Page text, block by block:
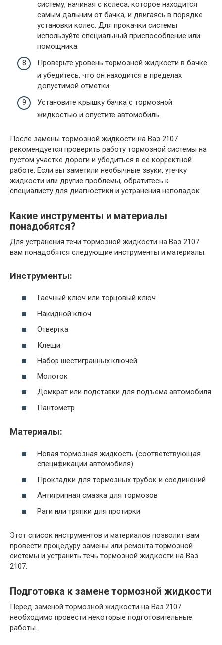
систему, начиная с колеса, которое находится
самым дальним от бачка, и двигаясь в порядке
установки колес. Для прокачки системы
используйте специальный приспособление или
помощника.
Проверьте уровень тормозной жидкости в бачке
и убедитесь, что он находится в пределах
допустимой отметки.
Установите крышку бачка с тормозной
жидкостью и опустите автомобиль.
После замены тормозной жидкости на Ваз 2107
рекомендуется проверить работу тормозной системы на
пустом участке дороги и убедиться в её корректной
работе. Если вы заметили необычные звуки, утечку
жидкости или другие проблемы, обратитесь к
специалисту для диагностики и устранения неполадок.
Какие инструменты и материалы
понадобятся?
Для устранения течи тормозной жидкости на Ваз 2107
вам понадобятся следующие инструменты и материалы:
Инструменты:
Гаечный ключ или торцовый ключ
Накидной ключ
Отвертка
Клещи
Набор шестигранных ключей
Молоток
Домкрат или подставки для подъема автомобиля
Пантометр
Материалы:
Новая тормозная жидкость (соответствующая
спецификации автомобиля)
Прокладки для тормозных трубок и соединений
Антигрипная смазка для тормозов
Раги или тряпки для протирки
Этот список инструментов и материалов позволит вам
провести процедуру замены или ремонта тормозной
системы и устранить течь тормозной жидкости на Ваз
2107.
Подготовка к замене тормозной жидкости
Перед заменой тормозной жидкости на Ваз 2107
необходимо провести некоторые подготовительные
работы.